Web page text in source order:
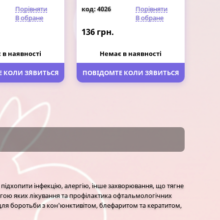
Порівняти
В обране
наявності
КОЛИ З`ЯВИТЬСЯ
код: 4026
Порівняти
В обране
136 грн.
Немає в наявності
ПОВІДОМТЕ КОЛИ З`ЯВИТЬСЯ
інфекцію, алергію, інше захворювання, що тягне
яких лікування та профілактика офтальмологічних
боротьби з кон'юнктивітом, блефаритом та кератитом,